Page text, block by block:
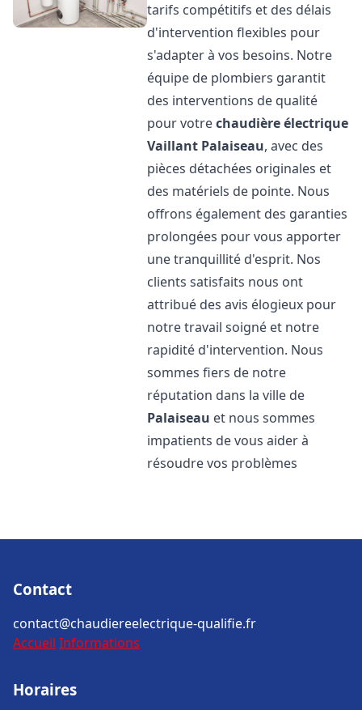
tarifs compétitifs et des délais
d'intervention flexibles pour
s'adapter à vos besoins. Notre
équipe de plombiers garantit
des interventions de qualité
pour votrechaudière électrique
Vaillant Palaiseau, avec des
pièces détachées originales et
des matériels de pointe. Nous
offrons également des garanties
prolongées pour vous apporter
une tranquillité d'esprit. Nos
clients satisfaits nous ont
attribué des avis élogieux pour
notre travail soigné et notre
rapidité d'intervention. Nous
sommes fiers de notre
réputation dans la ville de
Palaiseau et nous sommes
impatients de vous aider à
résoudre vos problèmes
Contact
contact@chaudiereelectrique-qualifie.fr
Accueil Informations
Horaires